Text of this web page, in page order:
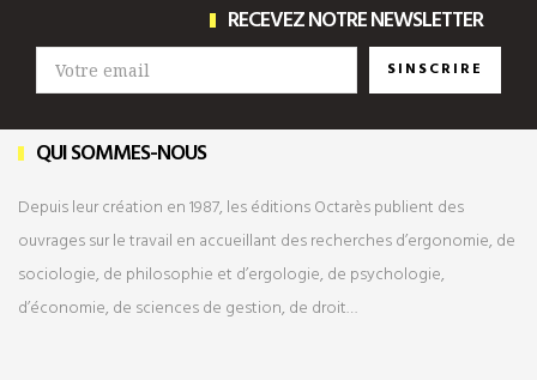
RECEVEZ NOTRE NEWSLETTER
SINSCRIRE
QUI SOMMES-NOUS
Depuis leur création en 1987, les éditions Octarès publient des
ouvrages sur le travail en accueillant des recherches d’ergonomie, de
sociologie, de philosophie et d’ergologie, de psychologie,
d’économie, de sciences de gestion, de droit…